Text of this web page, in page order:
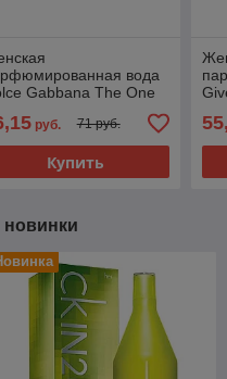
вода
Gabbana The One
руб. 71 руб.
Купить